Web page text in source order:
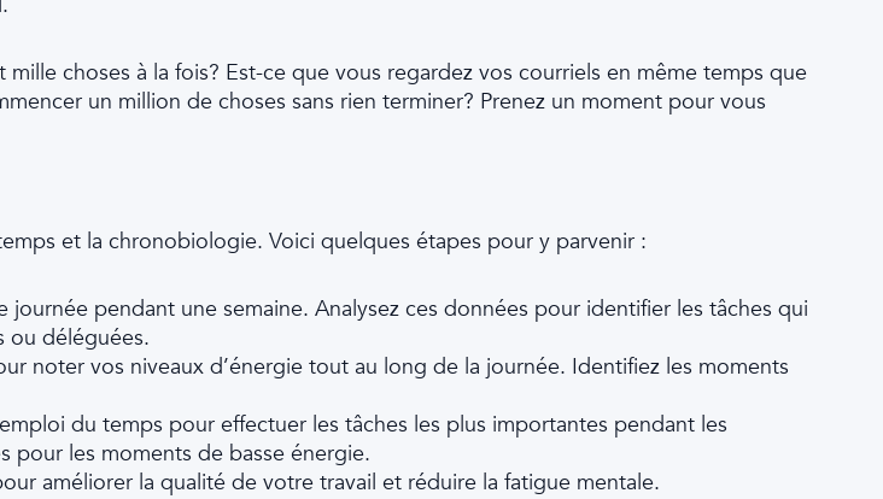
choses à la fois? Est-ce que vous regardez vos courriels en même temps que
un million de choses sans rien terminer? Prenez un moment pour vous
et la chronobiologie. Voici quelques étapes pour y parvenir :
pendant une semaine. Analysez ces données pour identifier les tâches qui
ou déléguées.
noter vos niveaux d’énergie tout au long de la journée. Identifiez les moments
du temps pour effectuer les tâches les plus importantes pendant les
pour les moments de basse énergie.
améliorer la qualité de votre travail et réduire la fatigue mentale.